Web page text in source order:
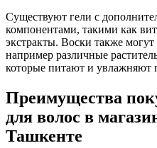
Существуют гели с
компонентами, такими как
экстракты. Воски также
например различные
которые питают и увлажняют
Преимущества
для волос в
Ташкенте